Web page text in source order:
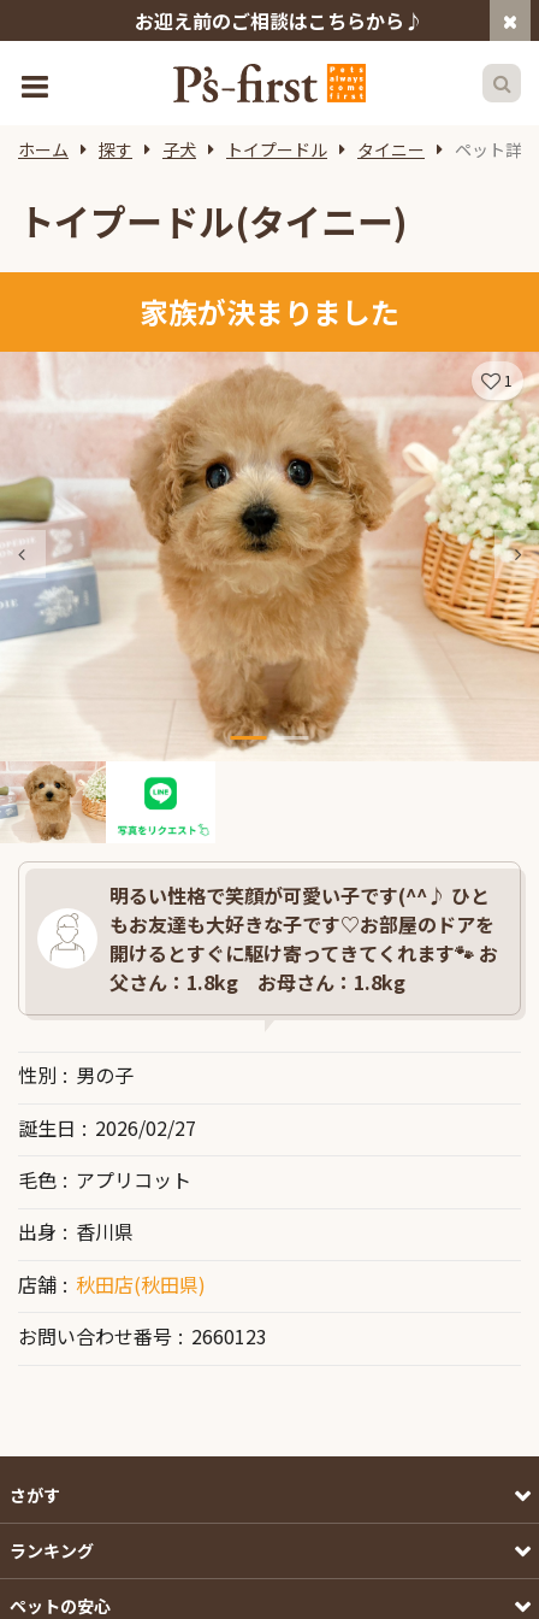
お迎え前のご相談はこちらから♪
ホーム 探す 子犬 トイプードル タイニー ペット詳細
トイプードル(タイニー)
家族が決まりました
1
明るい性格で笑顔が可愛い子です(^^♪ ひと
もお友達も大好きな子です♡お部屋のドアを
開けるとすぐに駆け寄ってきてくれます🐾 お
父さん：1.8kg お母さん：1.8kg
性別
男の子
誕生日
2026/02/27
毛色
アプリコット
出身
香川県
店舗
秋田店(秋田県)
お問い合わせ番号
2660123
さがす
ランキング
ペットの安心